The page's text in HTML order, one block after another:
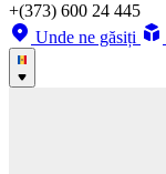
+(373) 600 24 445
Unde ne găsiți